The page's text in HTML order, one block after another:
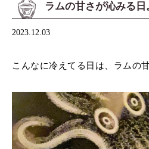
ラムの甘さが沁みる日
2023.12.03
こんなに冷えてる日は、ラムの